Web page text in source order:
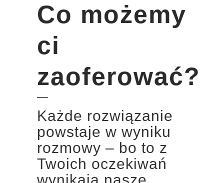
Co możemy
ci
zaoferować?
Każde rozwiązanie
powstaje w wyniku
rozmowy – bo to z
Twoich oczekiwań